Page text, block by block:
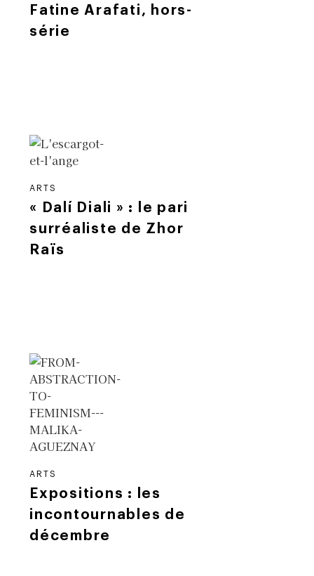
Fatine Arafati, hors-
série
ARTS
« Dalí Diali » : le pari
surréaliste de Zhor
Raïs
ARTS
Expositions : les
incontournables de
décembre